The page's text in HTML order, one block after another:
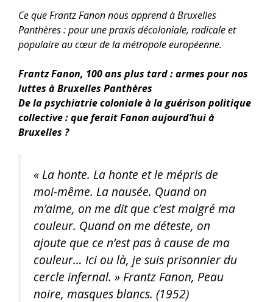
Ce que Frantz Fanon nous apprend à Bruxelles
Panthères : pour une praxis décoloniale, radicale et
populaire au cœur de la métropole européenne.
Frantz Fanon, 100 ans plus tard : armes pour nos
luttes à Bruxelles Panthères
De la psychiatrie coloniale à la guérison politique
collective : que ferait Fanon aujourd’hui à
Bruxelles ?
« La honte. La honte et le mépris de
moi-même. La nausée. Quand on
m’aime, on me dit que c’est malgré ma
couleur. Quand on me déteste, on
ajoute que ce n’est pas à cause de ma
couleur… Ici ou là, je suis prisonnier du
cercle infernal. » Frantz Fanon, Peau
noire, masques blancs. (1952)